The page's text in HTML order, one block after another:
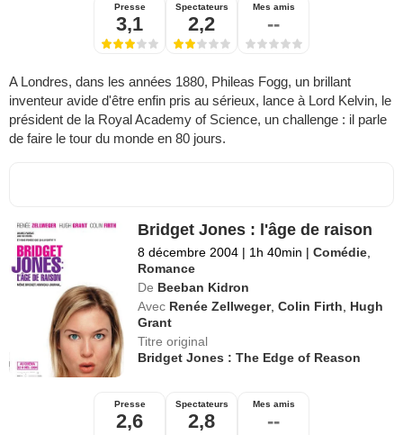
Presse
3,1
Spectateurs
2,2
Mes amis
--
A Londres, dans les années 1880, Phileas Fogg, un brillant
inventeur avide d'être enfin pris au sérieux, lance à Lord Kelvin, le
président de la Royal Academy of Science, un challenge : il parle
de faire le tour du monde en 80 jours.
Bridget Jones : l'âge de raison
8 décembre 2004 | 1h 40min | Comédie
Romance
De Beeban Kidron
Avec Renée Zellweger,Colin Firth
Hugh
Grant
Titre original
Bridget Jones : The Edge of Reason
Presse
2,6
Spectateurs
2,8
Mes amis
--